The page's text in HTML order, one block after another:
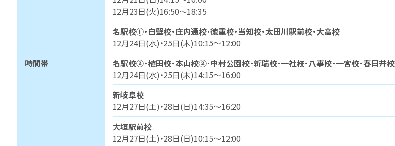
時間帯
12月23日(火)16:50～18:35
名駅校①・白壁校・庄内通校・徳重校・当知校・太田川駅前校・大高校
12月24日(水)・25日(木)10:15～12:00
名駅校②・植田校・本山校②・中村公園校・新瑞校・一社校・八事校・一宮校・春日井校
12月24日(水)・25日(木)14:15～16:00
新岐阜校
12月27日(土)・28日(日)14:35～16:20
大垣駅前校
12月27日(土)・28日(日)10:15～12:00